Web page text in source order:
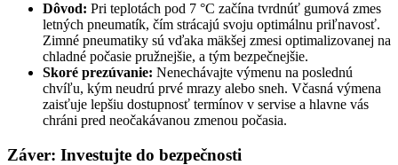
Dôvod: Pri teplotách pod 7 °C začína tvrdnúť gumová zmes
letných pneumatík, čím strácajú svoju optimálnu priľnavosť.
Zimné pneumatiky sú vďaka mäkšej zmesi optimalizovanej na
chladné počasie pružnejšie, a tým bezpečnejšie.
Skoré prezúvanie: Nenechávajte výmenu na poslednú
chvíľu, kým neudrú prvé mrazy alebo sneh. Včasná výmena
zaisťuje lepšiu dostupnosť termínov v servise a hlavne vás
chráni pred neočakávanou zmenou počasia.
Záver: Investujte do bezpečnosti